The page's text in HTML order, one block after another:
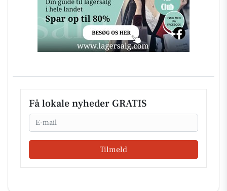
Få lokale nyheder GRATIS
Email
Tilmeld